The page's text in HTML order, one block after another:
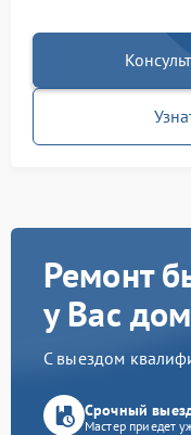
Ремонт
у Вас
С выездом
Срочный
Мастер приедет